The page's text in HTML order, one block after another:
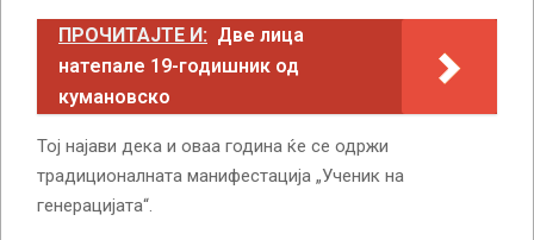
ПРОЧИТАЈТЕ И: Две лица
натепале 19-годишник од
кумановско
Тој најави дека и оваа година ќе се одржи
традиционалната манифестација „Ученик на
генерацијата“.